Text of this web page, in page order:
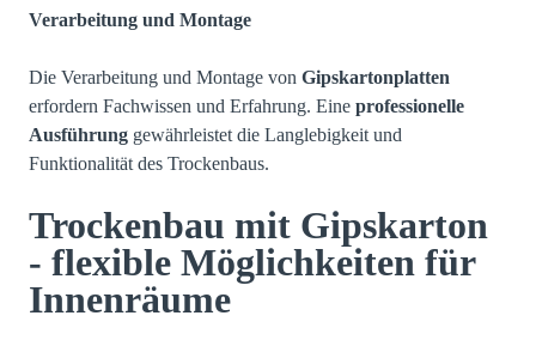
Verarbeitung und Montage
Die Verarbeitung und Montage von Gipskartonplatten
erfordern Fachwissen und Erfahrung. Eine professionelle
Ausführung gewährleistet die Langlebigkeit und
Funktionalität des Trockenbaus.
Trockenbau mit Gipskarton
- flexible Möglichkeiten für
Innenräume